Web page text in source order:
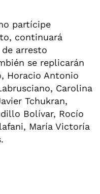
partícipe
continuará
arresto
se replicarán
Horacio Antonio
Carolina
Tchukran,
Bolívar, Rocío
María Victoría